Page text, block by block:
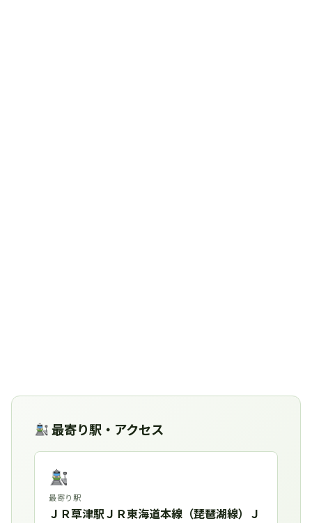
最寄り駅・アクセス
最寄り駅
ＪＲ草津駅ＪＲ東海道本線（琵琶湖線）Ｊ